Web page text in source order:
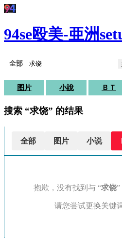
94se殴美-亜洲
图片 小說 ＢＴ
搜索 “求饶” 的结果
全部 图片 小说
抱歉，没有找到与 “求饶
请您尝试更换关键